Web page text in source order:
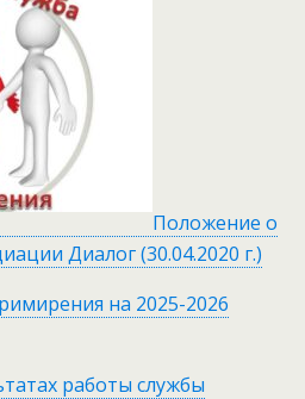
Положение о
Диалог (30.04.2020 г.)
на 2025-2026
работы службы